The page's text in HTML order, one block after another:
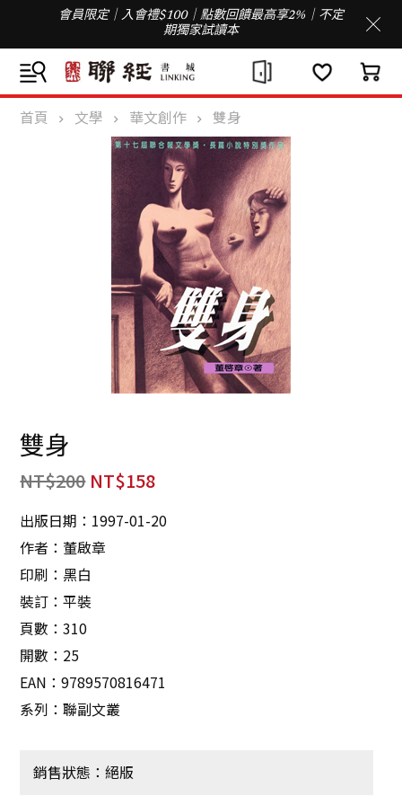
會員限定｜入會禮$100｜點數回饋最高享2%｜不定
期獨家試讀本
首頁 文學 華文創作 雙身
雙身
NT$200 NT$158
出版日期：1997-01-20
作者：董啟章
印刷：黑白
裝訂：平裝
頁數：310
開數：25
EAN：9789570816471
系列：聯副文叢
銷售狀態：絕版